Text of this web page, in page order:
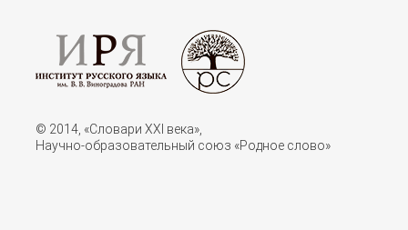
© 2014, «Словари XXI векa»,
Научно-образовательный союз «Родное слово»